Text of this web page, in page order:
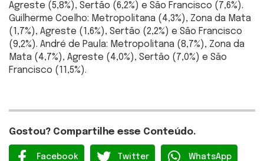
Agreste (5,8%), Sertão (6,2%) e São Francisco (7,6%).
Guilherme Coelho: Metropolitana (4,3%), Zona da Mata
(1,7%), Agreste (1,6%), Sertão (2,2%) e São Francisco
(9,2%). André de Paula: Metropolitana (8,7%), Zona da
Mata (4,7%), Agreste (4,0%), Sertão (7,0%) e São
Francisco (11,5%).
Gostou? Compartilhe esse Conteúdo.
Facebook Twitter WhatsApp